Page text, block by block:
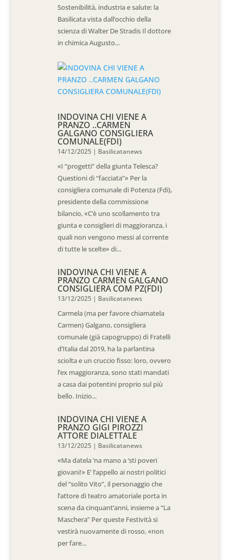
Sostenibilità, industria e salute: la
Basilicata vista dall’occhio della
scienza di Walter De Stradis Il dottore
in chimica Augusto...
INDOVINA CHI VIENE A
PRANZO ..CARMEN
GALGANO CONSIGLIERA
COMUNALE(FDI)
14/12/2025 | Basilicatanews
«I “progetti” della giunta Telesca?
Questioni di “facciata”» Per la
consigliera comunale di Potenza (Fdi),
presidente della commissione
bilancio, «C’è uno scollamento tra
giunta e consiglieri di maggioranza, i
quali non vengono messi al corrente
di tutte le scelte» di...
INDOVINA CHI VIENE A
PRANZO CARMEN GALGANO
CONSIGLIERA COM PZ(FDI)
13/12/2025 | Basilicatanews
Carmela (ma per favore chiamatela
Carmen) Galgano, consigliera
comunale (già capogruppo) di Fratelli
d’Italia dal 2019, ha la parlantina
sciolta e un cruccio fisso: loro, ovvero
l’ex maggioranza, sono stati mandati
a casa dai potentini proprio sul più
bello. Inizio...
INDOVINA CHI VIENE A
PRANZO GIGI PIROZZI
ATTORE DIALETTALE
13/12/2025 | Basilicatanews
«Ma datela ‘na mano a ‘sti poveri
giovani!» E’ l’appello ai nostri politici
del “solito Vito”, il personaggio che
l’attore di teatro amatoriale porta in
scena da cinquant’anni, insieme a “La
Maschera” Per queste Festività si
vestirà nuovamente di rosso, «non
per fare...